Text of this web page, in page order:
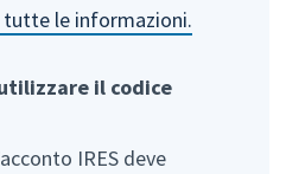
tutte le informazioni.
il codice
IRES deve